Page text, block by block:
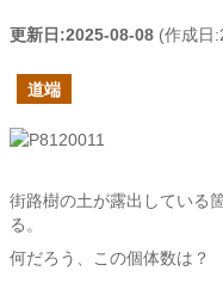
更新日:2025-08-08 (作成日:
道端
街路樹の土が露出している
る。
何だろう、この個体数は？